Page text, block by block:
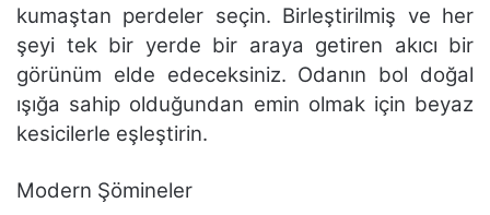
kumaştan perdeler seçin. Birleştirilmiş ve her
şeyi tek bir yerde bir araya getiren akıcı bir
görünüm elde edeceksiniz. Odanın bol doğal
ışığa sahip olduğundan emin olmak için beyaz
kesicilerle eşleştirin.
Modern Şömineler